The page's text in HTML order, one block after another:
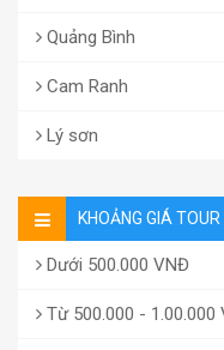
Quảng Bình
Cam Ranh
Lý sơn
KHOẢNG GIÁ TOUR
Dưới 500.000 VNĐ
Từ 500.000 - 1.00.000